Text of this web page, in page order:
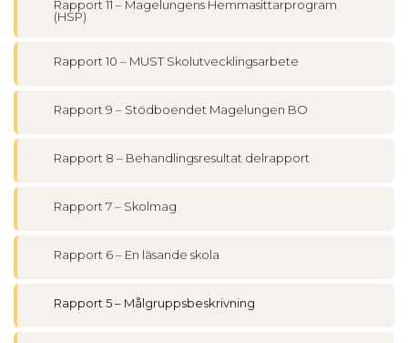
Rapport 11 – Magelungens Hemmasittarprogram
(HSP)
Rapport 10 – MUST Skolutvecklingsarbete
Rapport 9 – Stödboendet Magelungen BO
Rapport 8 – Behandlingsresultat delrapport
Rapport 7 – Skolmag
Rapport 6 – En läsande skola
Rapport 5 – Målgruppsbeskrivning